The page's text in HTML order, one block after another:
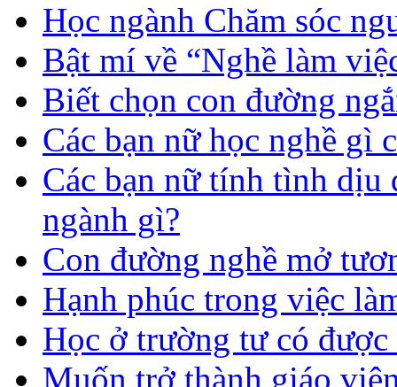
Học ngành Chăm sóc
Bật mí về “Nghề làm
Biết chọn con đường
Các bạn nữ học nghề gì
Các bạn nữ tính tình dịu
ngành gì?
Con đường nghề mở
Hạnh phúc trong việc
Học ở trường tư có
Muốn trở thành giáo